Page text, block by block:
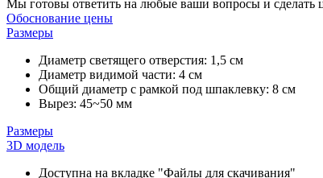
Мы готовы ответить на любые ваши вопросы и сделать
Обоснование цены
Размеры
Диаметр светящего отверстия: 1,5 см
Диаметр видимой части: 4 см
Общий диаметр с рамкой под шпаклевку: 8 см
Вырез: 45~50 мм
Размеры
3D модель
Доступна на вкладке "Файлы для скачивания"